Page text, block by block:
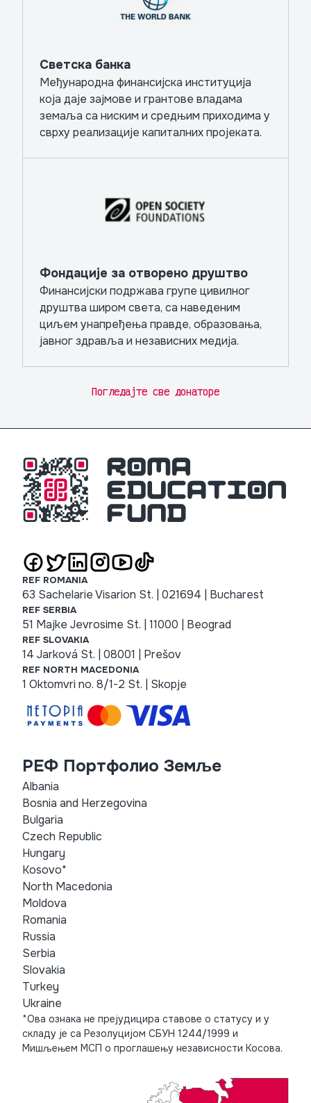
Светска банка
Међународна финансијска институција
која даје зајмове и грантове владама
земаља са ниским и средњим приходима у
сврху реализације капиталних пројеката.
Фондације за отворено друштво
Финансијски подржава групе цивилног
друштва широм света, са наведеним
циљем унапређења правде, образовања,
јавног здравља и независних медија.
Погледајте све донаторе
REF ROMANIA
63 Sachelarie Visarion St. | 021694 | Bucharest
REF SERBIA
51 Majke Jevrosime St. | 11000 | Beograd
REF SLOVAKIA
14 Jarková St. | 08001 | Prešov
REF NORTH MACEDONIA
1 Oktomvri no. 8/1-2 St. | Skopje
РЕФ Портфолио Земље
Albania
Bosnia and Herzegovina
Bulgaria
Czech Republic
Hungary
Kosovo*
North Macedonia
Moldova
Romania
Russia
Serbia
Slovakia
Turkey
Ukraine
*Ова ознака не прејудицира ставове о статусу и у
складу је са Резолуцијом СБУН 1244/1999 и
Мишљењем МСП о проглашењу независности Косова.